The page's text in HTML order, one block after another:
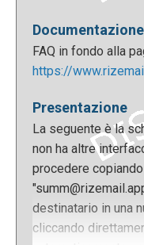
Documentazione
FAQ in fondo alla
https://
Presentazione
La seguente è la
non ha altre
procedere
destinatario in una
cliccando